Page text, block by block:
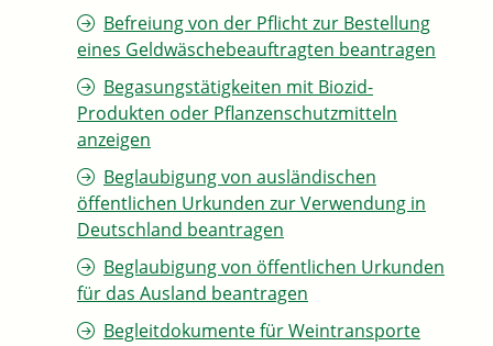
Befreiung von der Pflicht zur Bestellung
eines Geldwäschebeauftragten beantragen
Begasungstätigkeiten mit Biozid-
Produkten oder Pflanzenschutzmitteln
anzeigen
Beglaubigung von ausländischen
öffentlichen Urkunden zur Verwendung in
Deutschland beantragen
Beglaubigung von öffentlichen Urkunden
für das Ausland beantragen
Begleitdokumente für Weintransporte